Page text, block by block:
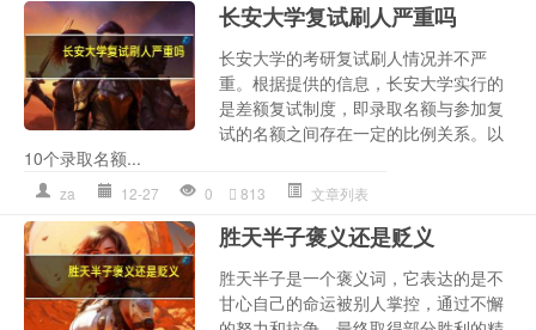
长安大学复试刷人严重吗
长安大学的考研复试刷人情况并不严
重。根据提供的信息，长安大学实行的
是差额复试制度，即录取名额与参加复
试的名额之间存在一定的比例关系。以
10个录取名额...
za 12-27 0 813 文章列表
胜天半子褒义还是贬义
胜天半子是一个褒义词，它表达的是不
甘心自己的命运被别人掌控，通过不懈